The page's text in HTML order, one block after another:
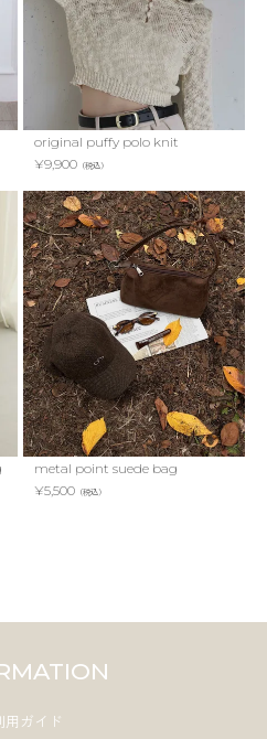
original puffy polo knit
¥9,900（税込）
metal point suede bag
¥5,500（税込）
用ガイド